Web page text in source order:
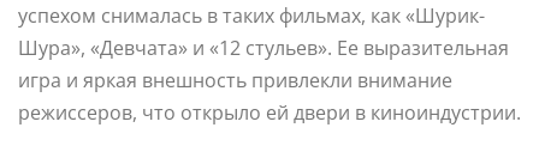
успехом снималась в таких фильмах, как «Шурик-
Шура», «Девчата» и «12 стульев». Ее выразительная
игра и яркая внешность привлекли внимание
режиссеров, что открыло ей двери в киноиндустрии.